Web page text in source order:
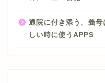
通院に付き添う。義
しい時に使うAPPS